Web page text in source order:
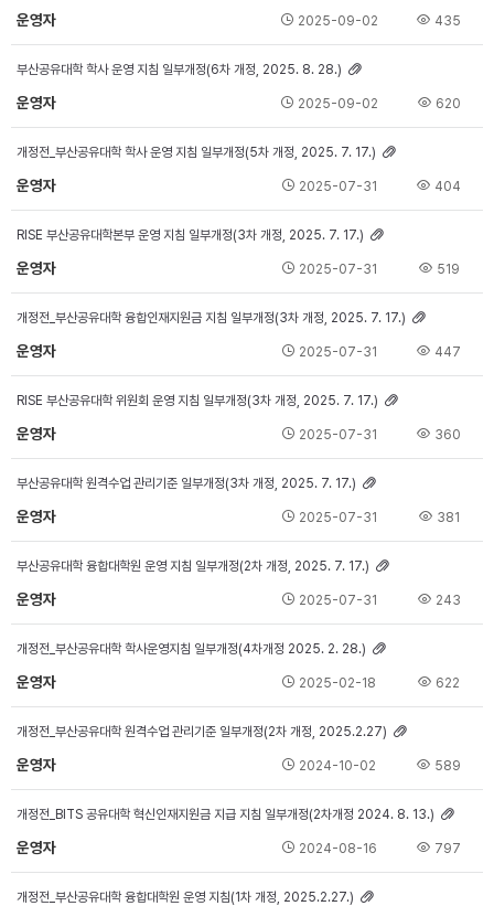
운영자 2025-09-02 435
부산공유대학 학사 운영 지침 일부개정(6차 개정, 2025. 8. 28.)
운영자 2025-09-02 620
개정전_부산공유대학 학사 운영 지침 일부개정(5차 개정, 2025. 7. 17.)
운영자 2025-07-31 404
RISE 부산공유대학본부 운영 지침 일부개정(3차 개정, 2025. 7. 17.)
운영자 2025-07-31 519
개정전_부산공유대학 융합인재지원금 지침 일부개정(3차 개정, 2025. 7. 17.)
운영자 2025-07-31 447
RISE 부산공유대학 위원회 운영 지침 일부개정(3차 개정, 2025. 7. 17.)
운영자 2025-07-31 360
부산공유대학 원격수업 관리기준 일부개정(3차 개정, 2025. 7. 17.)
운영자 2025-07-31 381
부산공유대학 융합대학원 운영 지침 일부개정(2차 개정, 2025. 7. 17.)
운영자 2025-07-31 243
개정전_부산공유대학 학사운영지침 일부개정(4차개정 2025. 2. 28.)
운영자 2025-02-18 622
개정전_부산공유대학 원격수업 관리기준 일부개정(2차 개정, 2025.2.27)
운영자 2024-10-02 589
개정전_BITS 공유대학 혁신인재지원금 지급 지침 일부개정(2차개정 2024. 8. 13.)
운영자 2024-08-16 797
개정전_부산공유대학 융합대학원 운영 지침(1차 개정, 2025.2.27.)